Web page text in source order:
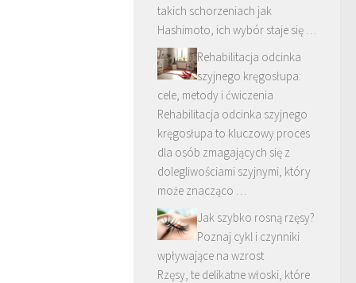
takich schorzeniach jak
Hashimoto, ich wybór staje się …
Rehabilitacja odcinka
szyjnego kręgosłupa:
cele, metody i ćwiczenia
Rehabilitacja odcinka szyjnego
kręgosłupa to kluczowy proces
dla osób zmagających się z
dolegliwościami szyjnymi, który
może znacząco …
Jak szybko rosną rzęsy?
Poznaj cykl i czynniki
wpływające na wzrost
Rzęsy, te delikatne włoski, które